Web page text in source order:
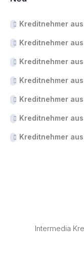
Kreditnehmer
Kreditnehmer
Kreditnehmer
Kreditnehmer
Kreditnehmer
Kreditnehmer
Kreditnehmer
Intermedia